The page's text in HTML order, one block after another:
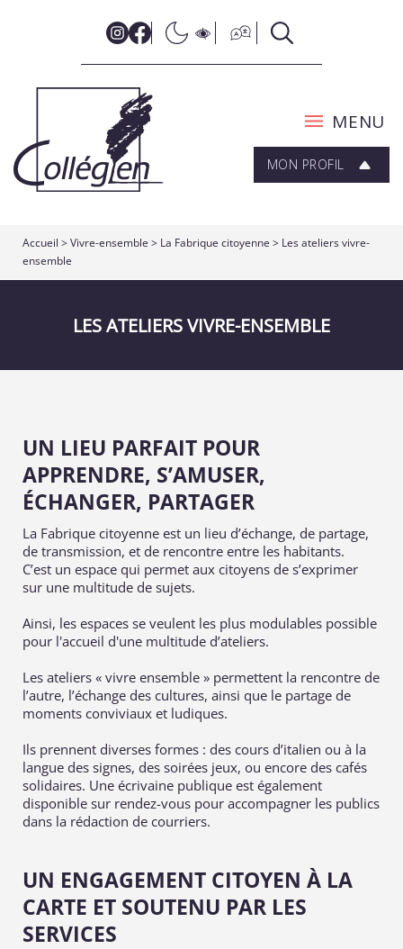
MENU
MON PROFIL
Accueil >Vivre-ensemble > La Fabrique citoyenne > Les ateliers vivre-
ensemble
LES ATELIERS VIVRE-ENSEMBLE
UN LIEU PARFAIT POUR
APPRENDRE, S’AMUSER,
ÉCHANGER, PARTAGER
La Fabrique citoyenne est un lieu d’échange, de partage,
de transmission, et de rencontre entre les habitants.
C’est un espace qui permet aux citoyens de s’exprimer
sur une multitude de sujets.
Ainsi, les espaces se veulent les plus modulables possible
pour l'accueil d'une multitude d’ateliers.
Les ateliers « vivre ensemble » permettent la rencontre de
l’autre, l’échange des cultures, ainsi que le partage de
moments conviviaux et ludiques.
Ils prennent diverses formes : des cours d’italien ou à la
langue des signes, des soirées jeux, ou encore des cafés
solidaires. Une écrivaine publique est également
disponible sur rendez-vous pour accompagner les publics
dans la rédaction de courriers.
UN ENGAGEMENT CITOYEN À LA
CARTE ET SOUTENU PAR LES
SERVICES